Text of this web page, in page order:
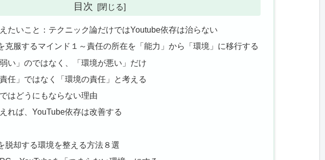
目次
たいこと：テクニック論だけではYoutube依存は治らない
克服するマインド１～責任の所在を「能力」から「環境」に移行する
弱い」のではなく、「環境が悪い」だけ
責任」ではなく「環境の責任」と考える
はどうにもならない理由
れば、YouTube依存は改善する
脱却する環境を整える方法８選